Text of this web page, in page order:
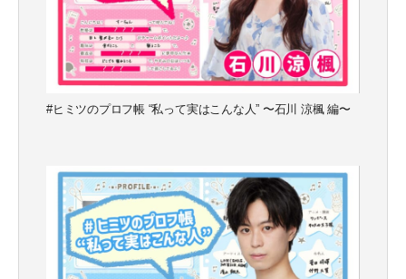
#ヒミツのプロフ帳 “私って実はこんな人” 〜石川 涼楓 編〜